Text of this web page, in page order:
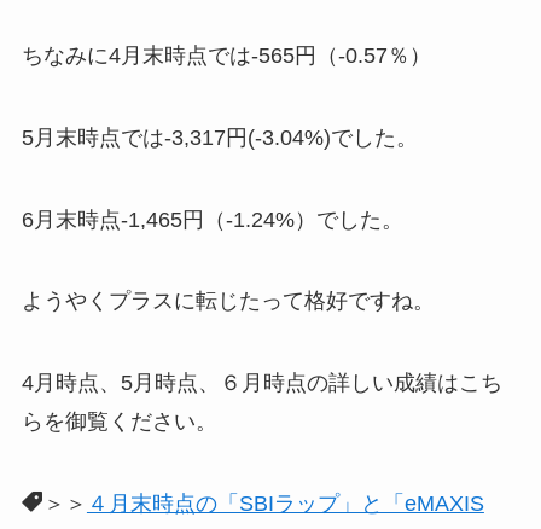
ちなみに4月末時点では-565円（-0.57％）
5月末時点では-3,317円(-3.04%)でした。
6月末時点-1,465円（-1.24%）でした。
ようやくプラスに転じたって格好ですね。
4月時点、5月時点、６月時点の詳しい成績はこち
らを御覧ください。
＞＞ ４月末時点の「SBIラップ」と「eMAXIS